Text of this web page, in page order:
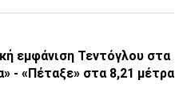
εμφάνιση Τεντόγλου στα
- «Πέταξε» στα 8,21 μέτρα